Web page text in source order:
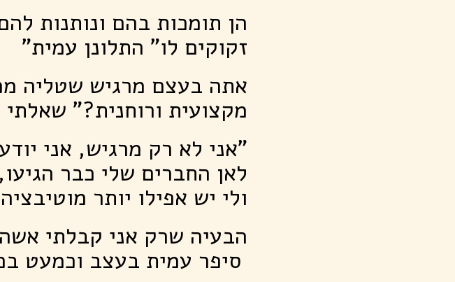
הן תומכות בהם ונותנות
זקוקים לו" התלונן עמית"
אתה בעצם מרגיש שטליה
מקצועית ורוחנית?" שאלתי
"אני לא רק מרגיש, אני
לאן החברים שלי כבר
ולי יש אפילו יותר
הבעיה שרק אני קבלתי
סיפר עמית בעצב וכמעט